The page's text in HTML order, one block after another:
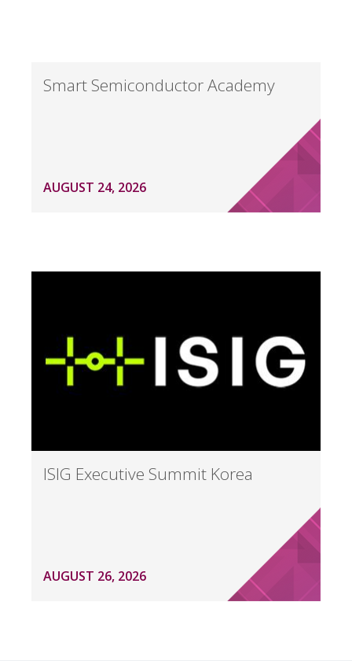
Smart Semiconductor Academy
AUGUST 24, 2026
ISIG Executive Summit Korea
AUGUST 26, 2026